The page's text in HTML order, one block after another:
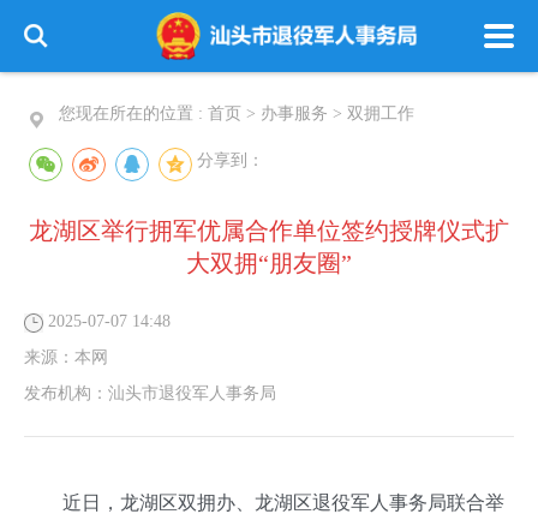
您现在所在的位置 : 首页 > 办事服务 > 双拥工作
分享到：
龙湖区举行拥军优属合作单位签约授牌仪式扩
大双拥“朋友圈”
2025-07-07 14:48
来源： 本网
发布机构： 汕头市退役军人事务局
近日，龙湖区双拥办、龙湖区退役军人事务局联合举